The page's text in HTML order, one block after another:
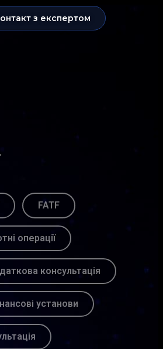
з експертом
FATF
операції
консультація
установи